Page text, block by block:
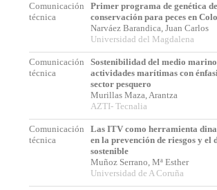
Comunicación
técnica
Primer programa de genética
conservación para peces en
Narváez Barandica, Juan Carlos
Universidad del Magdalena
Comunicación
técnica
Sostenibilidad del medio
actividades marítimas con
sector pesquero
Murillas Maza, Arantza
AZTI- Tecnalia
Comunicación
técnica
Las ITV como herramienta
en la prevención de riesgos y el
sostenible
Muñoz Serrano, Mª Esther
Universidad de A Coruña